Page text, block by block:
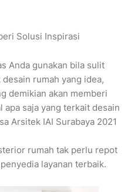
Solusi Inspirasi
Anda gunakan bila sulit
rumah yang idea,
demikian akan memberi
saja yang terkait desain
Arsitek IAI Surabaya 2021
rumah tak perlu repot
layanan terbaik.